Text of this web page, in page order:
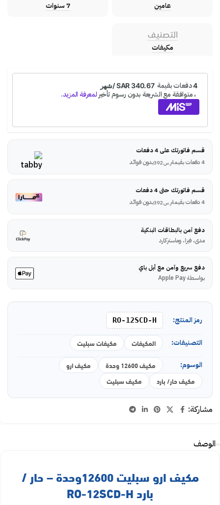
عامين 7 سنوات
التصنيف
مكيفات
قسم فاتورتك على 4 دفعات
4 دفعات بقيمة
ر.س بدون فوائد
قسم فاتورتك حتى 4 دفعات
4 دفعات بقيمة
ر.س بدون فوائد
دفع آمن بالبطاقات البنكية
مدى، فيزا، وماستركارد
دفع سريع وآمن مع أبل باي
بواسطة Apple Pay
رمز المنتج: RO-12SCD-H
التصنيفات: المكيفات مكيفات سبليت
الوسوم: مكيف 12600 وحدة
مكيف ارو
مكيف حار/ بارد
مكيف سبليت
مشاركة:
الوصف
مكيف ارو سبليت 12600وحدة – حار /
بارد RO-12SCD-H